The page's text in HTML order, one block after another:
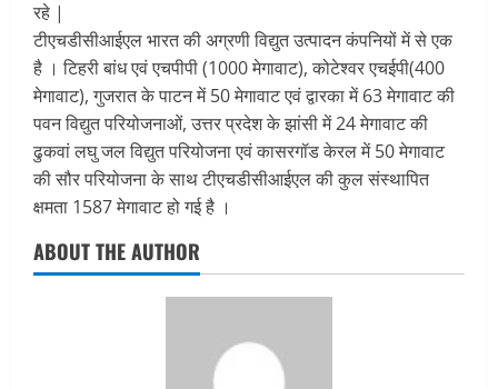
रहे |
टीएचडीसीआईएल भारत की अग्रणी विद्युत उत्पादन कंपनियों में से एक
है । टिहरी बांध एवं एचपीपी (1000 मेगावाट), कोटेश्वर एचईपी(400
मेगावाट), गुजरात के पाटन में 50 मेगावाट एवं द्वारका में 63 मेगावाट की
पवन विद्युत परियोजनाओं, उत्तर प्रदेश के झांसी में 24 मेगावाट की
ढुकवां लघु जल विद्युत परियोजना एवं कासरगॉड केरल में 50 मेगावाट
की सौर परियोजना के साथ टीएचडीसीआईएल की कुल संस्थापित
क्षमता 1587 मेगावाट हो गई है ।
ABOUT THE AUTHOR